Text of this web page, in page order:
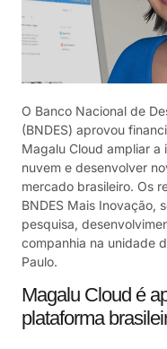
O Banco Nacional de
(BNDES) aprovou
Magalu Cloud ampliar a
nuvem e desenvolver
mercado brasileiro. Os
BNDES Mais Inovação,
pesquisa,
companhia na unidade
Paulo.
Magalu Cloud é
plataforma